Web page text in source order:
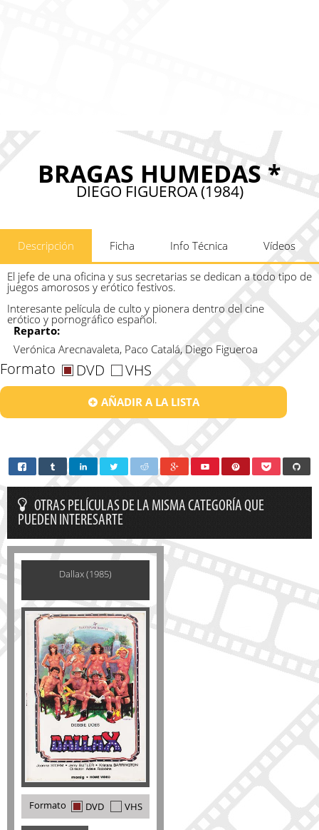
BRAGAS HUMEDAS *
DIEGO FIGUEROA (1984)
Descripción Ficha Info Técnica Vídeos
El jefe de una oficina y sus secretarias se dedican a todo tipo de
juegos amorosos y erótico festivos.
Interesante película de culto y pionera dentro del cine
erótico y pornográfico español.
Reparto:
Verónica Arecnavaleta, Paco Catalá, Diego Figueroa
Formato DVD VHS
AÑADIR A LA LISTA
OTRAS PELÍCULAS DE LA MISMA CATEGORÍA QUE
PUEDEN INTERESARTE
Dallax (1985)
Formato DVD VHS